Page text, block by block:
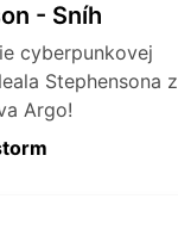
- Sníh
cyberpunkovej
Stephensona z
Argo!